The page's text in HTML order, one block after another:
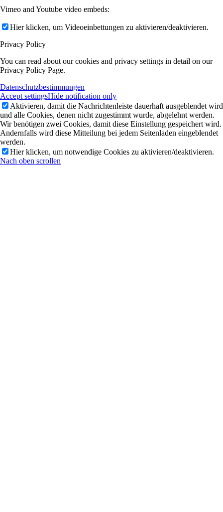
Vimeo and Youtube video embeds:
Hier klicken, um Videoeinbettungen zu aktivieren/deaktivieren.
Privacy Policy
You can read about our cookies and privacy settings in detail on our
Privacy Policy Page.
Datenschutzbestimmungen
Accept settingsHide notification only
Aktivieren, damit die Nachrichtenleiste dauerhaft ausgeblendet wird
und alle Cookies, denen nicht zugestimmt wurde, abgelehnt werden.
Wir benötigen zwei Cookies, damit diese Einstellung gespeichert wird.
Andernfalls wird diese Mitteilung bei jedem Seitenladen eingeblendet
werden.
Hier klicken, um notwendige Cookies zu aktivieren/deaktivieren.
Nach oben scrollen